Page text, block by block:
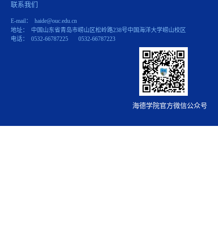
联系我们
E-mail： haide@ouc.edu.cn
地址： 中国山东省青岛市崂山区松岭路238号中国海洋大学崂山校区
电话： 0532-66787225 0532-66787223
海德学院官方微信公众号